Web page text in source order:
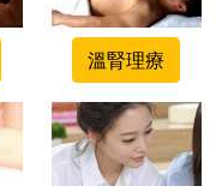
溫腎理療
500x500